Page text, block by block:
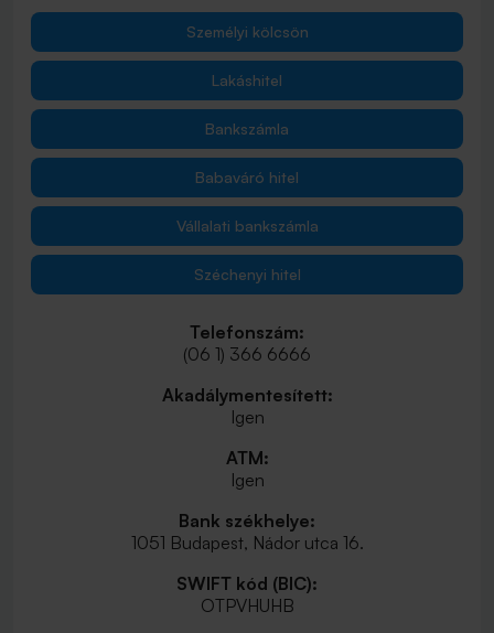
Személyi kölcsön
Lakáshitel
Bankszámla
Babaváró hitel
Vállalati bankszámla
Széchenyi hitel
Telefonszám:
(06 1) 366 6666
Akadálymentesített:
Igen
ATM:
Igen
Bank székhelye:
1051 Budapest, Nádor utca 16.
SWIFT kód (BIC):
OTPVHUHB